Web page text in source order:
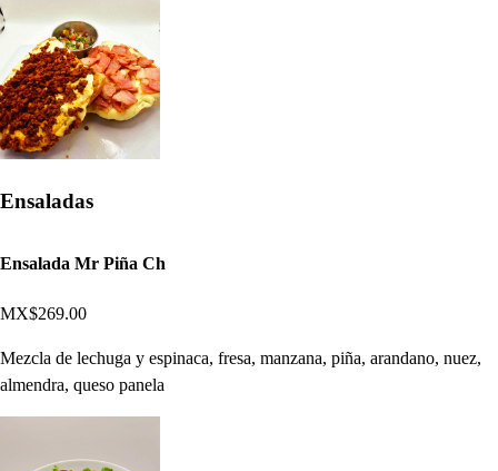
Ensaladas
Ensalada Mr Piña Ch
MX$269.00
Mezcla de lechuga y espinaca, fresa, manzana, piña, arandano, nuez,
almendra, queso panela